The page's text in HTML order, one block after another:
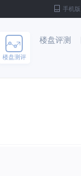
手机版
楼盘测评
楼盘评测